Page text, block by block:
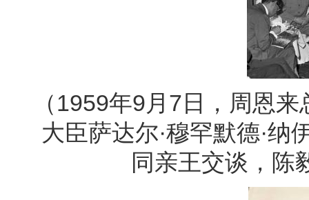
（1959年9月7日，周恩
大臣萨达尔·穆罕默德·纳
同亲王交谈，陈